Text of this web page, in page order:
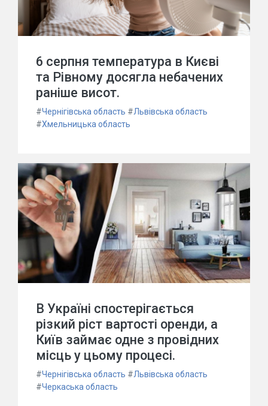
6 серпня температура в Києві
та Рівному досягла небачених
раніше висот.
#Чернігівська область #Львівська область
#Хмельницька область
В Україні спостерігається
різкий ріст вартості оренди, а
Київ займає одне з провідних
місць у цьому процесі.
#Чернігівська область #Львівська область
#Черкаська область